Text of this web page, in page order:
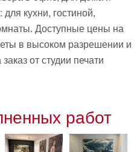
кухни, гостиной,
Доступные цены на
в высоком разрешении и
от студии печати
работ